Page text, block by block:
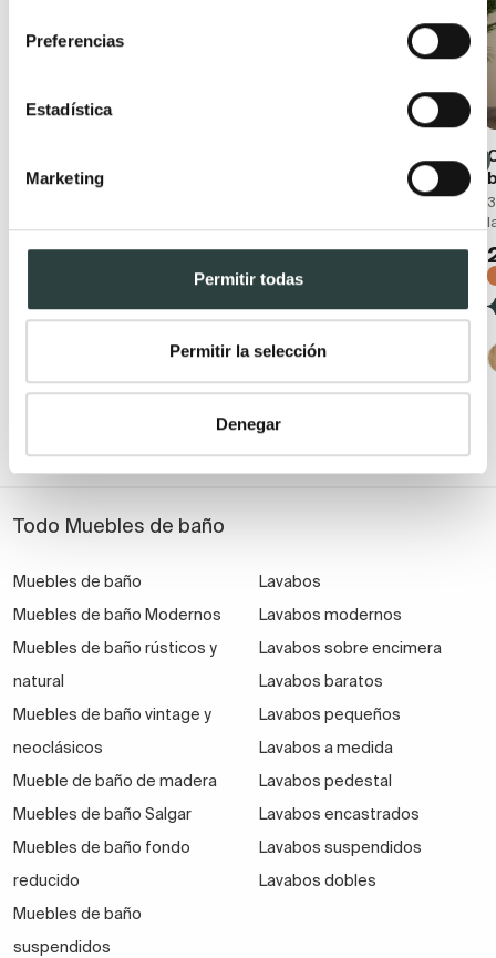
Preferencias
Estadística
Marketing
Permitir todas
Permitir la selección
Denegar
baño moderno
−33%
(57)
encimera de madera
229,56€
Todo Muebles de baño
Muebles de baño
Muebles de baño Modernos
Muebles de baño rústicos y
natural
Muebles de baño vintage y
neoclásicos
Mueble de baño de madera
Muebles de baño Salgar
Muebles de baño fondo
reducido
Muebles de baño
suspendidos
Lavabos
Lavabos modernos
Lavabos sobre encimera
Lavabos baratos
Lavabos pequeños
Lavabos a medida
Lavabos pedestal
Lavabos encastrados
Lavabos suspendidos
Lavabos dobles